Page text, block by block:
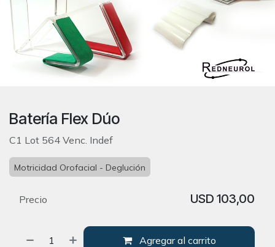
Batería Flex Dúo
C1 Lot 564 Venc. Indef
Motricidad Orofacial - Deglución
Agregar al carrito
Precio USD 103,00